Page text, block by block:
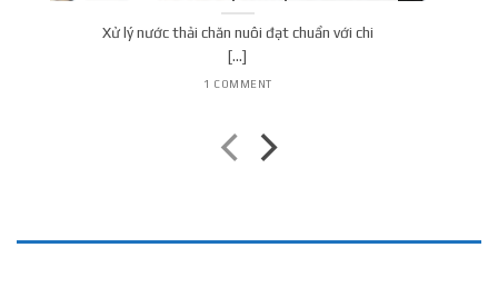
Xử lý nước thải chăn nuôi đạt chuẩn với chi
[...]
1 COMMENT